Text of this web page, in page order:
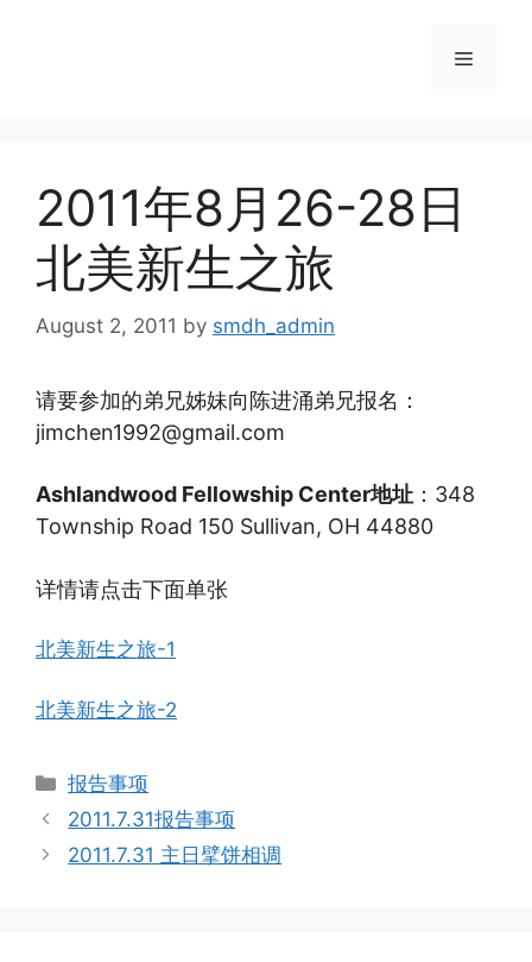
Menu
2011年8月26-28日
北美新生之旅
August 2, 2011 by smdh_admin
请要参加的弟兄姊妹向陈进涌弟兄报名：
jimchen1992@gmail.com
Ashlandwood Fellowship Center地址 ： 348
Township Road 150 Sullivan, OH 44880
详情请点击下面单张
北美新生之旅-1
北美新生之旅-2
Categories
报告事项
2011.7.31报告事项
2011.7.31 主日擘饼相调